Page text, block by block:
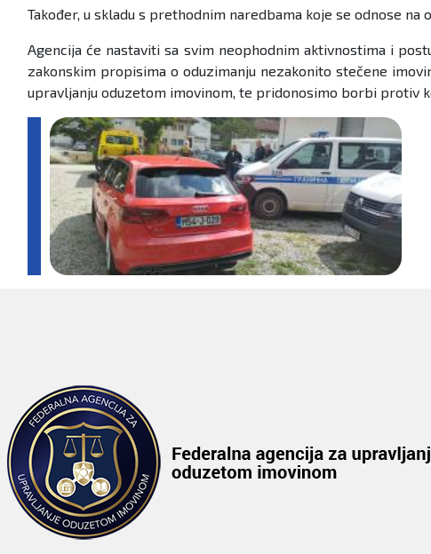
Također, u skladu s prethodnim naredbama koje se odnose
Agencija će nastaviti sa svim neophodnim aktivnostima i
zakonskim propisima o oduzimanju nezakonito stečene
upravljanju oduzetom imovinom, te pridonosimo borbi protiv